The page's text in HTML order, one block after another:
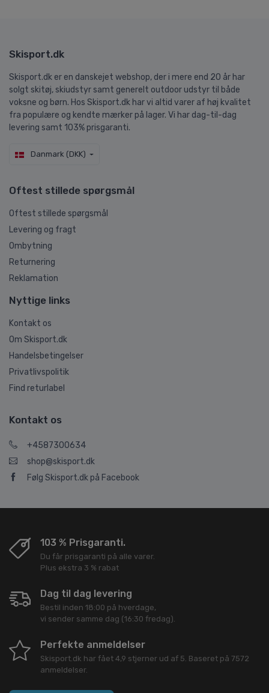
Skisport.dk
Skisport.dk er en danskejet webshop, der i mere end 20 år har
solgt skitøj, skiudstyr samt generelt outdoor udstyr til både
voksne og børn. Hos Skisport.dk har vi altid varer af høj kvalitet
fra populære og kendte mærker på lager. Vi har dag-til-dag
levering samt 103% prisgaranti.
Danmark (DKK)
Oftest stillede spørgsmål
Oftest stillede spørgsmål
Levering og fragt
Ombytning
Returnering
Reklamation
Nyttige links
Kontakt os
Om Skisport.dk
Handelsbetingelser
Privatlivspolitik
Find returlabel
Kontakt os
+4587300634
shop@skisport.dk
Følg Skisport.dk på Facebook
103 % Prisgaranti.
Du får prisgaranti på alle varer.
Plus ekstra 3 % rabat
Dag til dag levering
Bestil inden 18:00 på hverdage,
vi sender samme dag (16:30 fredag).
Perfekte anmeldelser
Skisport.dk har fået 4,9 stjerner ud af 5. Baseret på 7572
anmeldelser.